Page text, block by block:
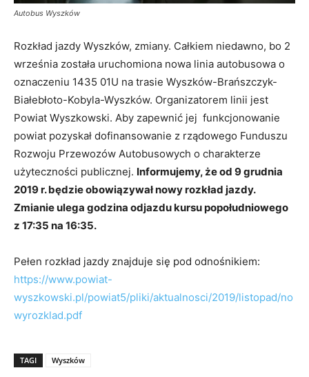
Autobus Wyszków
Rozkład jazdy Wyszków, zmiany. Całkiem niedawno, bo 2
września została uruchomiona nowa linia autobusowa o
oznaczeniu 1435 01U na trasie Wyszków-Brańszczyk-
Białebłoto-Kobyla-Wyszków. Organizatorem linii jest
Powiat Wyszkowski. Aby zapewnić jej funkcjonowanie
powiat pozyskał dofinansowanie z rządowego Funduszu
Rozwoju Przewozów Autobusowych o charakterze
użyteczności publicznej. Informujemy, że od 9 grudnia
2019 r. będzie obowiązywał nowy rozkład jazdy.
Zmianie ulega godzina odjazdu kursu popołudniowego
z 17:35 na 16:35.
Pełen rozkład jazdy znajduje się pod odnośnikiem:
https://www.powiat-
wyszkowski.pl/powiat5/pliki/aktualnosci/2019/listopad/no
wyrozklad.pdf
TAGI Wyszków